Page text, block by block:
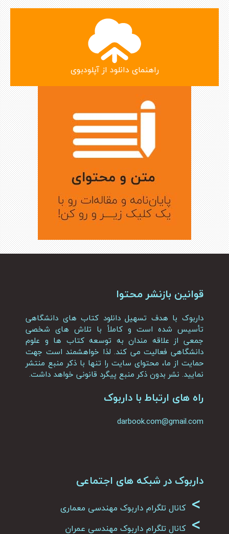
راهنمای دانلود از آپلودبوی
قوانین بازنشر محتوا
داربوک با هدف تسهیل دانلود کتاب های دانشگاهی
تأسیس شده است و کاملاً با تلاش های شخصی
جمعی از علاقه مندان به توسعه کتاب ها و علوم
دانشگاهی فعالیت می کند. لذا خواهشمند است جهت
حمایت از ما، محتوای سایت را تنها با ذکر منبع منتشر
نمایید. نشر بدون ذکر منبع پیگرد قانونی خواهد داشت.
راه های ارتباط با داربوک
darbook.com@gmail.com
داربوک در شبکه های اجتماعی
> کانال تلگرام داربوک مهندسی معماری
> کانال تلگرام داربوک مهندسی عمران